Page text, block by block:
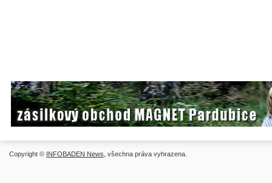
Copyright © INFOBADEN News , všechna práva vyhrazena.